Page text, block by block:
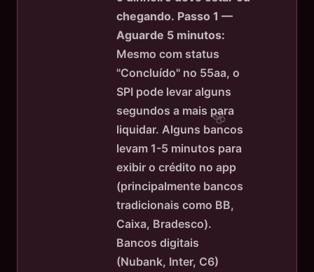
chegando. Passo 1 —
Aguarde 5 minutos:
Mesmo com status
"Concluído" no 55aa, o
SPI pode levar alguns
segundos a mais para
liquidar. Alguns bancos
levam 1-5 minutos para
exibir o crédito no app
(principalmente bancos
tradicionais como BB,
Caixa, Bradesco).
Bancos digitais
(Nubank, Inter, C6)